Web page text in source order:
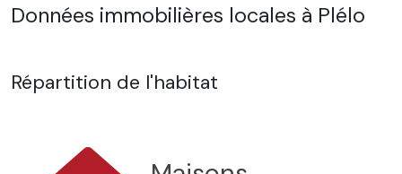
Données immobilières locales à Plélo
Répartition de l'habitat